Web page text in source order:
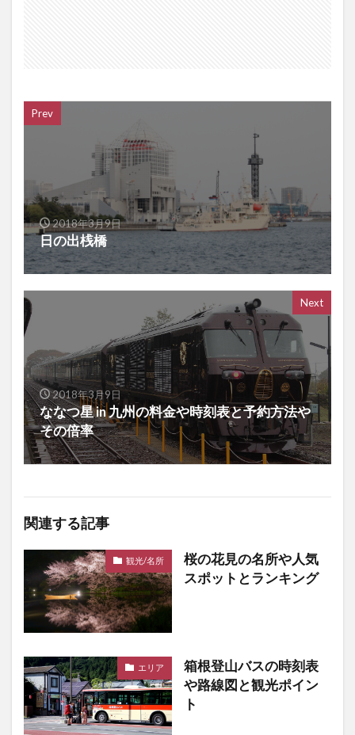
Prev
2018年3月9日
日の出桟橋
Next
2018年3月9日
ななつ星 in 九州の料金や時刻表と予約方法や
その倍率
関連する記事
観光/名所
桜の花見の名所や人気
スポットとランキング
エリア
箱根登山バスの時刻表
や路線図と観光ポイン
ト